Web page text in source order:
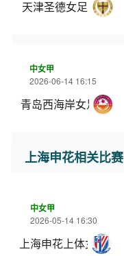
天津圣德女足
中女甲
2026-06-14 16:15
青岛西海岸女足
上海申花相关比赛
中女甲
2026-05-14 16:30
上海申花上体女足